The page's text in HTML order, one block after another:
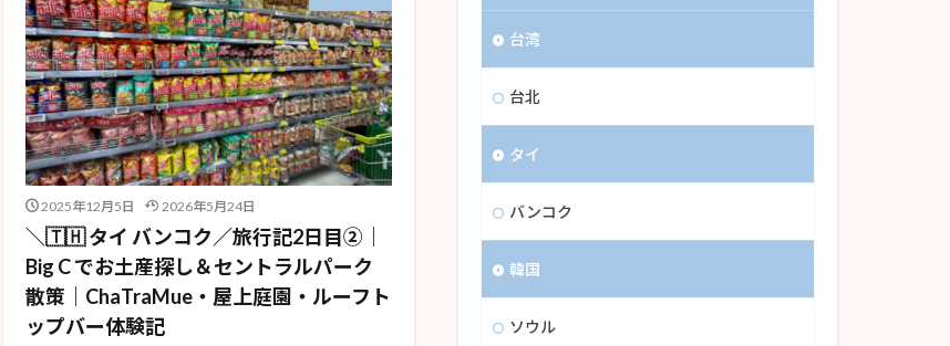
2025年12月5日 2026年5月24日
＼🇹🇭 タイ バンコク／旅行記2日目②｜
Big C でお土産探し＆セントラルパーク
散策｜ChaTraMue・屋上庭園・ルーフト
ップバー体験記
台湾
台北
タイ
バンコク
韓国
ソウル